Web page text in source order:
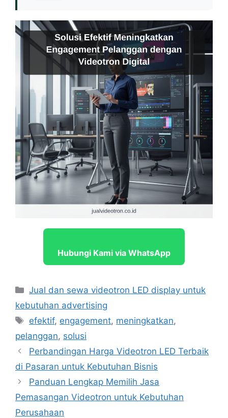
Hubungi Kami via WhatsApp
Categories
Jual dan sewa videotron LED display untuk
kebutuhan advertising
Tags
efektif, engagement, meningkatkan,
pelanggan, solusi
Perbandingan Harga Videotron LED Terbaik
di Pasaran untuk Kebutuhan Bisnis
Panduan Lengkap Memilih Jasa
Pemasangan Videotron untuk Kebutuhan
Perusahaan